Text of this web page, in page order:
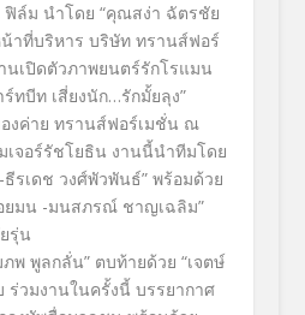
ฟิล์ม นำโดย “คุณสง่า ฉัตรชัย
น้าที่บริหาร บริษัท ทรานส์ฟอร์
นเปิดตัวภาพยนตร์รักโรแมน
ร์ทบีท เสี่ยงนัก…รักมั้ยลุง”
งค่าย ทรานส์ฟอร์เมชั่น ณ
เจอร์รัชโยธิน งานนี้นำทีมโดย
ธีรเดช วงศ์พัวพันธ์” พร้อมด้วย
ยมน -มนสภรณ์ ชาญเฉลิม”
รุ่น
พ พูลกลั่น” ตบท้ายด้วย “เจตษ์
ร่วมงานในครั้งนี้ บรรยากาศ